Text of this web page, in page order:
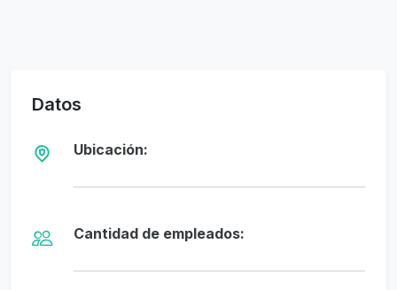
Datos
Ubicación:
Cantidad de empleados: